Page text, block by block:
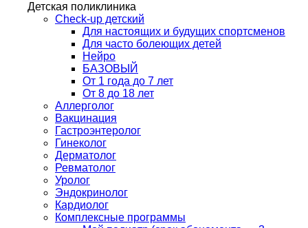
Детская поликлиника
Check-up детский
Для настоящих и будущих спортсменов
Для часто болеющих детей
Нейро
БАЗОВЫЙ
От 1 года до 7 лет
От 8 до 18 лет
Аллерголог
Вакцинация
Гастроэнтеролог
Гинеколог
Дерматолог
Ревматолог
Уролог
Эндокринолог
Кардиолог
Комплексные программы